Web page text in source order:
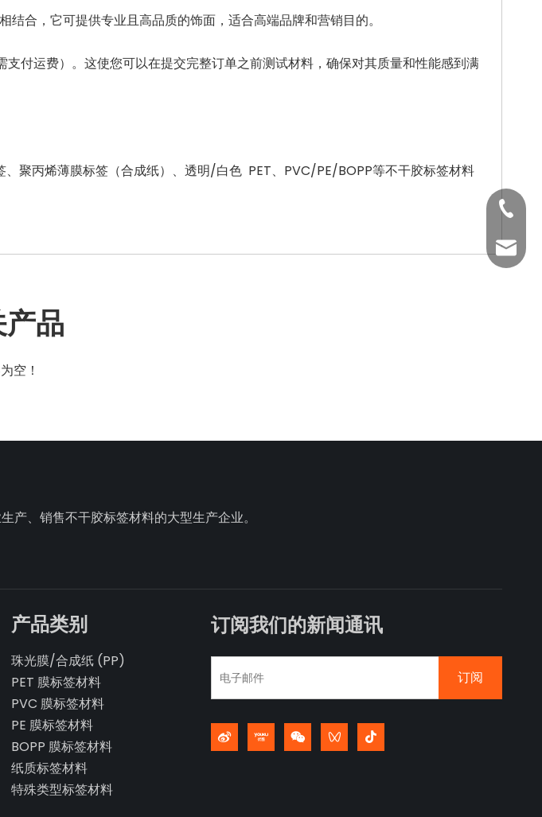
合，它可提供专业且高品质的饰面，适合高端品牌和营销目的。
付运费）。这使您可以在提交完整订单之前测试材料，确保对其质量和性能感到满
聚丙烯薄膜标签（合成纸）、透明/白色 PET、PVC/PE/BOPP等不干胶标签材料
品
空！
产、销售不干胶标签材料的大型生产企业。
186-
产品类别
珠光膜/合成纸 (PP)
PET 膜标签材料
PVC 膜标签材料
PE 膜标签材料
BOPP 膜标签材料
纸质标签材料
特殊类型标签材料
订阅我们的新闻通讯
订阅